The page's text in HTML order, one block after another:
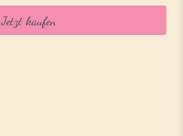
Jetzt kaufen